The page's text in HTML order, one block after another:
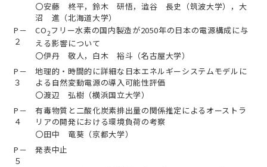
〇安藤 柊平，鈴木 研悟，澁谷 長史（筑波大学），大
沼 進（北海道大学）
P－
２
CO2フリー水素の国内製造が2050年の日本の電源構成に与
える影響について
〇伊丹 敬人，白木 裕斗（名古屋大学）
P－
３
地理的・時間的に詳細な日本エネルギーシステムモデルに
よる自然変動電源の導入可能性評価
〇渡辺 弘樹（横浜国立大学）
P－
４
有毒物質と二酸化炭素排出量の関係推定によるオーストラ
リアの開発における環境負荷の考察
〇田中 竜葵（京都大学）
P－
５
発表中止